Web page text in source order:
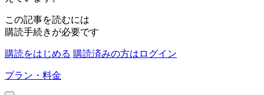
この記事を読むには
購読手続きが必要です
購読をはじめる 購読済みの方はログイン
プラン・料金